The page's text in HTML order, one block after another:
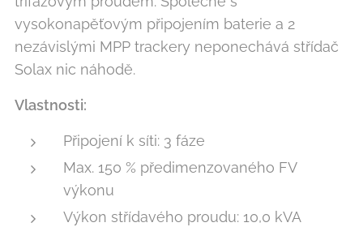
vysokonapěťovým připojením baterie a 2
nezávislými MPP trackery neponechává střídač
Solax nic náhodě.
Vlastnosti:
Připojení k síti: 3 fáze
Max. 150 % předimenzovaného FV
výkonu
Výkon střídavého proudu: 10,0 kVA